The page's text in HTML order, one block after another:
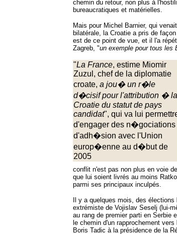
chemin du retour, non plus à
bureaucratiques et matérielles.
Mais pour Michel Barnier, qui
bilatérale, la Croatie a pris de
est de ce point de vue, et il l'a
Zagreb, "un exemple pour tous les
"La France, estime Miomir
Zuzul, chef de la diplomatie
croate, a jou� un r�le
d�cisif pour l'attribution � la
Croatie du statut de pays
candidat", qui va lui
d'engager des n�gociations
d'adh�sion avec l'Union
europ�enne au d�but de
2005
conflit n'est pas non plus en voie
que lui soient livrés au moins
parmi ses principaux inculpés.
Il y a quelques mois, des
extrémiste de Vojislav Seselj (lui-
au rang de premier parti en Serbie
le chemin d'un rapprochement
Boris Tadic à la présidence de la